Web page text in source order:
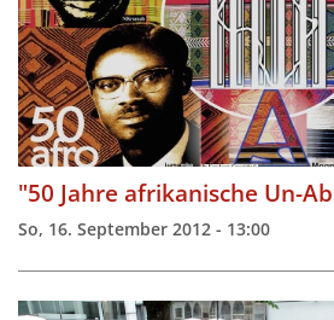
"50 Jahre afrikanische Un-
So, 16. September 2012 - 13:00